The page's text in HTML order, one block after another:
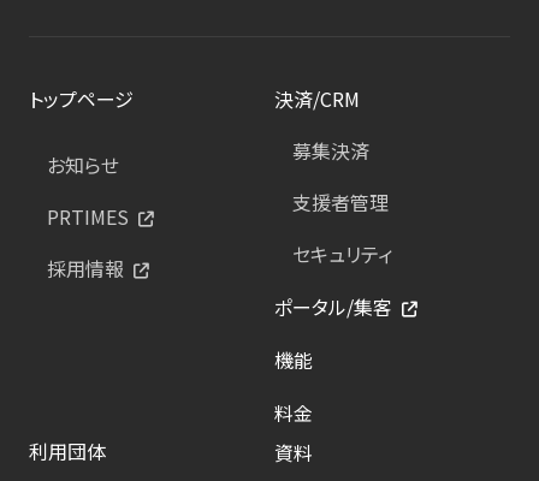
トップページ
お知らせ
PRTIMES
採用情報
決済/CRM
募集決済
支援者管理
セキュリティ
ポータル/集客
機能
料金
利用団体
資料